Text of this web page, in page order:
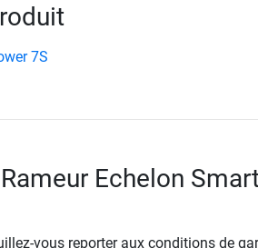
7S
Echelon
vous reporter aux conditions de